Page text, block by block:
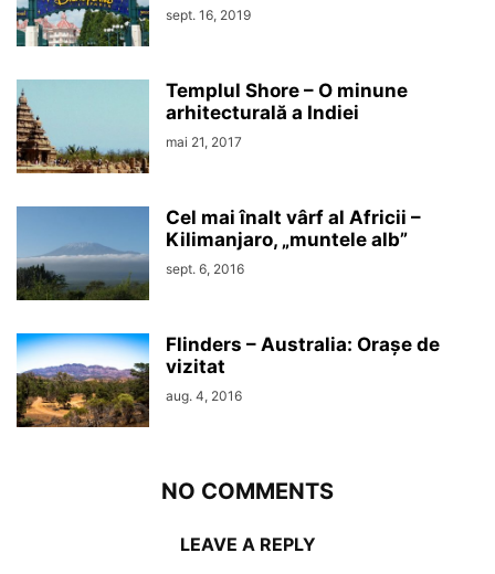
sept. 16, 2019
Templul Shore – O minune
arhitecturală a Indiei
mai 21, 2017
Cel mai înalt vârf al Africii –
Kilimanjaro, „muntele alb”
sept. 6, 2016
Flinders – Australia: Orașe de
vizitat
aug. 4, 2016
NO COMMENTS
LEAVE A REPLY